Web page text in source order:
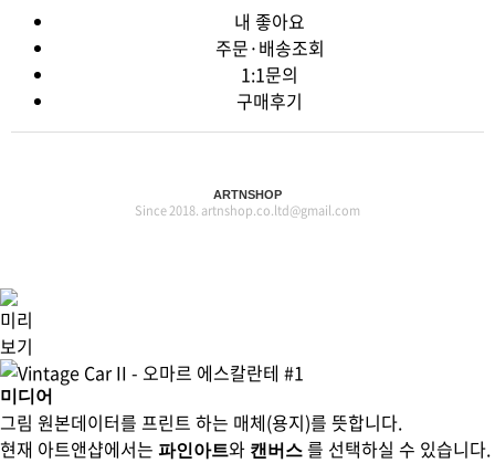
내 좋아요
주문·배송조회
1:1문의
구매후기
ARTNSHOP
Since 2018. artnshop.co.ltd@gmail.com
미리
보기
미디어
그림 원본데이터를 프린트 하는 매체(용지)를 뜻합니다.
현재 아트앤샵에서는 파인아트와 캔버스 를 선택하실 수 있습니다.